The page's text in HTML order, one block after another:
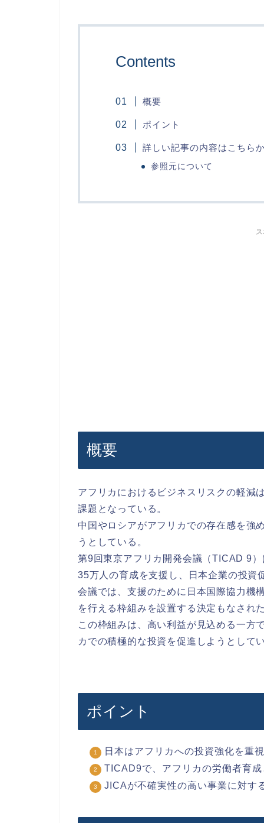
Contents
概要
ポイント
詳しい記事の内容はこちら
参照元について
概要
アフリカにおけるビジネスリスクの軽減
課題となっている。
中国やロシアがアフリカでの存在感を強
うとしている。
第9回東京アフリカ開発会議（TICAD 9
35万人の育成を支援し、日本企業の投資
会議では、支援のために日本国際協力機
を行える枠組みを設置する決定もなされ
この枠組みは、高い利益が見込める一方
カでの積極的な投資を促進しようとして
ポイント
日本はアフリカへの投資強化を重
TICAD9で、アフリカの労働者育
JICAが不確実性の高い事業に対す